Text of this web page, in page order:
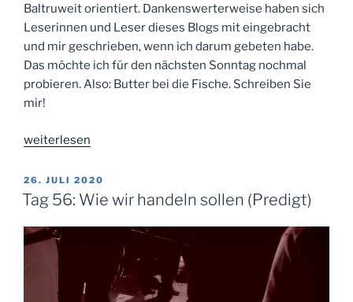
Baltruweit orientiert. Dankenswerterweise haben sich
Leserinnen und Leser dieses Blogs mit eingebracht
und mir geschrieben, wenn ich darum gebeten habe.
Das möchte ich für den nächsten Sonntag nochmal
probieren. Also: Butter bei die Fische. Schreiben Sie
mir!
„Tag
Butter
bei
Fische“
weiterlesen
VERÖFFENTLICHT
AM
26. JULI 2020
Tag 56: Wie wir handeln sollen (Predigt)